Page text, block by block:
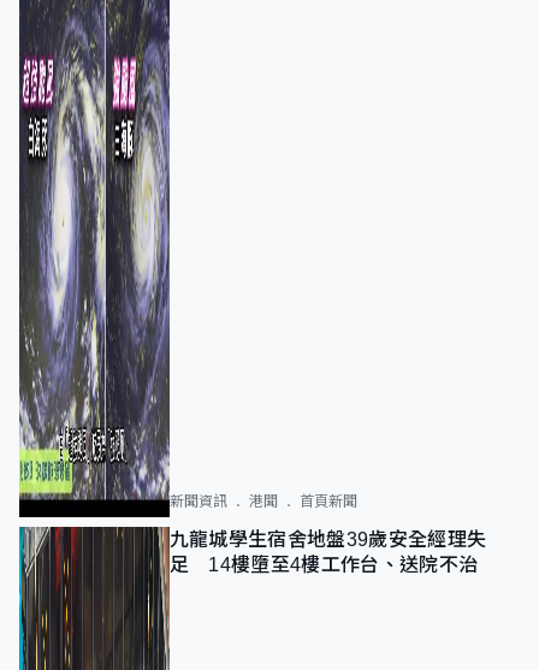
新聞資訊 港聞 首頁新聞
九龍城學生宿舍地盤39歲安全經理失
足 14樓墮至4樓工作台、送院不治